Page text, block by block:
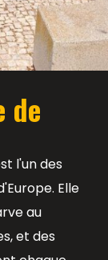
de
l'un des
Elle
au
et des